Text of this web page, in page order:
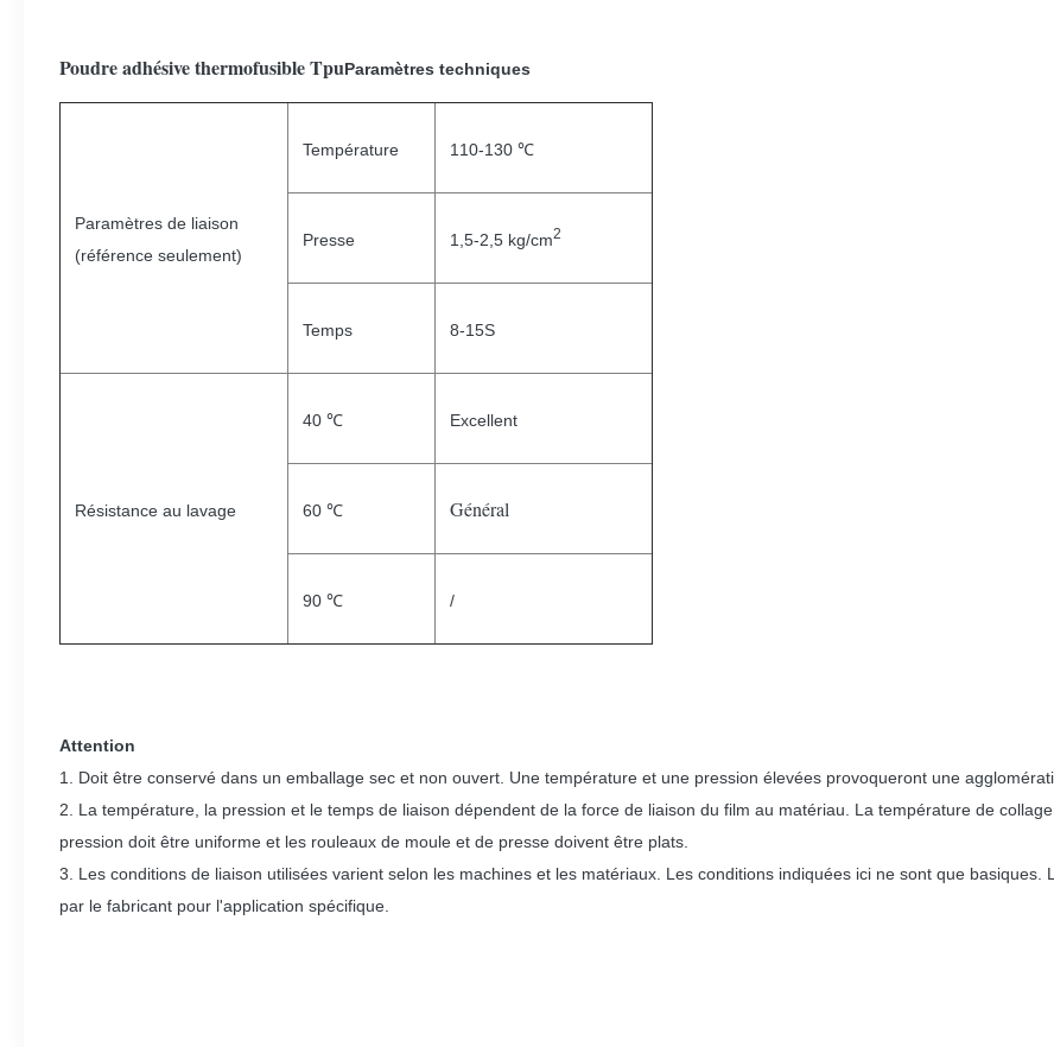
Poudre adhésive thermofusible TpuParamètres techniques
Paramètres de liaison
(référence seulement)
Température 110-130 ℃
Presse 1,5-2,5 kg/cm2
Temps 8-15S
Résistance au lavage
40 ℃ Excellent
60 ℃ Général
90 ℃ /
Attention
1. Doit être conservé dans un emballage sec et non ouvert. Une température et une pression élevées provoqueront une
2. La température, la pression et le temps de liaison dépendent de la force de liaison du film au matériau. La température de
pression doit être uniforme et les rouleaux de moule et de presse doivent être plats.
3. Les conditions de liaison utilisées varient selon les machines et les matériaux. Les conditions indiquées ici ne sont que
par le fabricant pour l'application spécifique.